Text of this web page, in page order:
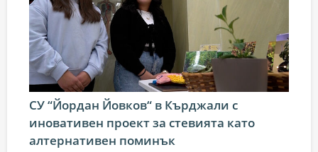
СУ “Йордан Йовков“ в Кърджали с
иновативен проект за стевията като
алтернативен поминък